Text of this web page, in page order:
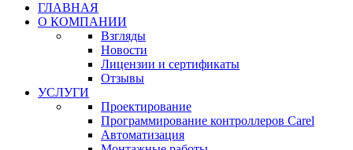
ГЛАВНАЯ
О КОМПАНИИ
Взгляды
Новости
Лицензии и сертификаты
Отзывы
УСЛУГИ
Проектирование
Программирование контроллеров Carel
Автоматизация